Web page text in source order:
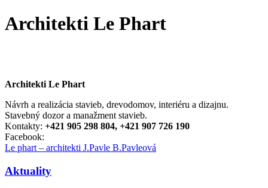
Architekti Le Phart
Architekti Le Phart
Návrh a realizácia stavieb, drevodomov, interiéru a dizajnu.
Stavebný dozor a manažment stavieb.
Kontakty: +421 905 298 804, +421 907 726 190
Facebook:
Le phart – architekti J.Pavle B.Pavleová
Aktuality